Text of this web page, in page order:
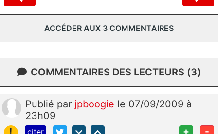
ACCÉDER AUX 3 COMMENTAIRES
COMMENTAIRES DES LECTEURS (3)
Publié par jpboogie le 07/09/2009 à
23h09
!
citer + -